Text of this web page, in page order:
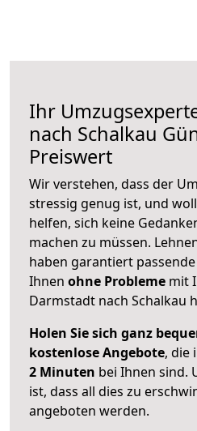
Ihr
nach Schalkau
Preiswert
Wir verstehen, dass der
stressig genug ist, und
helfen, sich keine
machen zu müssen.
haben garantiert
Ihnen ohne Probleme mit
Darmstadt nach Schalkau
Holen Sie sich ganz
kostenlose Angebote, die
2 Minuten bei Ihnen sind.
ist, dass all dies zu
angeboten werden.